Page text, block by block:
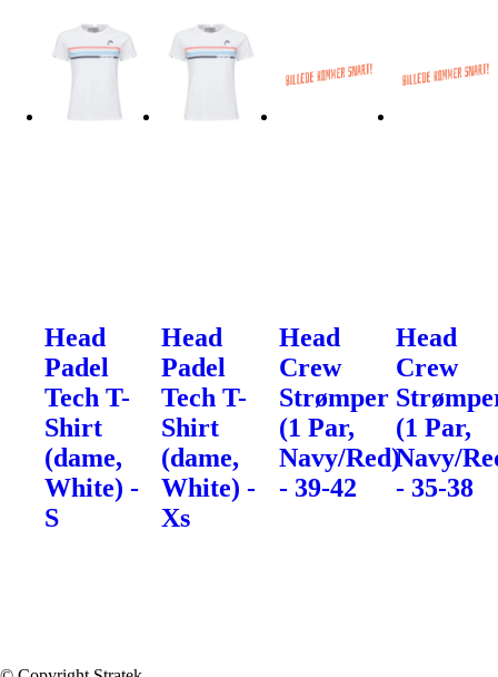
Head
Padel
Tech T-
Shirt
(dame,
White) -
S
Head
Padel
Tech T-
Shirt
(dame,
White) -
Xs
Head
Crew
Strømper
(1 Par,
Navy/Red)
- 39-42
Head
Crew
(1 Par,
Navy/
- 35-38